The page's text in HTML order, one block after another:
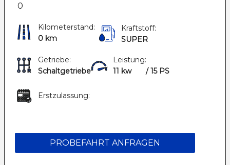
0
Kilometerstand:
0 km
Kraftstoff:
SUPER
Getriebe:
Schaltgetriebe
Leistung:
11 kw
/ 15 PS
Erstzulassung:
PROBEFAHRT ANFRAGEN